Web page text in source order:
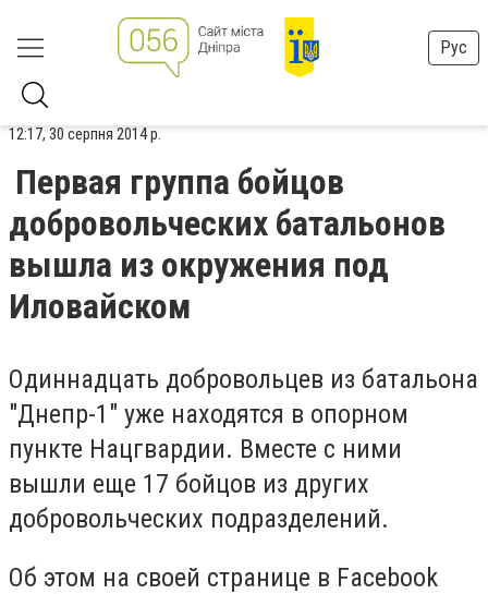
Рус
12:17, 30 серпня 2014 р.
Первая группа бойцов
добровольческих батальонов
вышла из окружения под
Иловайском
Одиннадцать добровольцев из батальона
"Днепр-1" уже находятся в опорном
пункте Нацгвардии. Вместе с ними
вышли еще 17 бойцов из других
добровольческих подразделений.
Об этом на своей странице в Facebook